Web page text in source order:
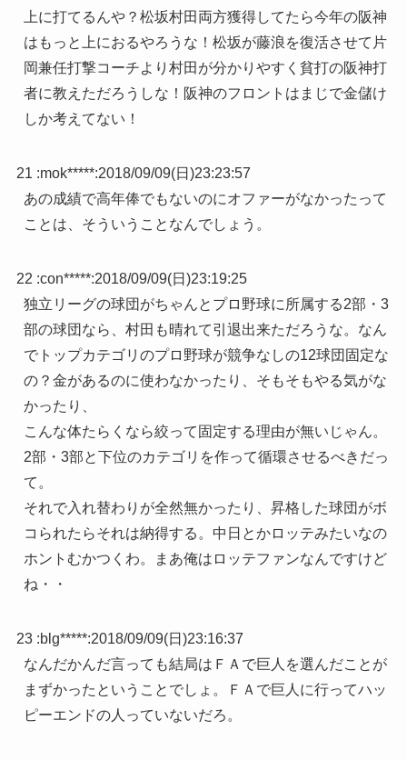
上に打てるんや？松坂村田両方獲得してたら今年の阪神
はもっと上におるやろうな！松坂が藤浪を復活させて片
岡兼任打撃コーチより村田が分かりやすく貧打の阪神打
者に教えただろうしな！阪神のフロントはまじで金儲け
しか考えてない！
21 :mok*****:2018/09/09(日)23:23:57
あの成績で高年俸でもないのにオファーがなかったって
ことは、そういうことなんでしょう。
22 :con*****:2018/09/09(日)23:19:25
独立リーグの球団がちゃんとプロ野球に所属する2部・3
部の球団なら、村田も晴れて引退出来ただろうな。なん
でトップカテゴリのプロ野球が競争なしの12球団固定な
の？金があるのに使わなかったり、そもそもやる気がな
かったり、
こんな体たらくなら絞って固定する理由が無いじゃん。
2部・3部と下位のカテゴリを作って循環させるべきだっ
て。
それで入れ替わりが全然無かったり、昇格した球団がボ
コられたらそれは納得する。中日とかロッテみたいなの
ホントむかつくわ。まあ俺はロッテファンなんですけど
ね・・
23 :blg*****:2018/09/09(日)23:16:37
なんだかんだ言っても結局はＦＡで巨人を選んだことが
まずかったということでしょ。ＦＡで巨人に行ってハッ
ピーエンドの人っていないだろ。